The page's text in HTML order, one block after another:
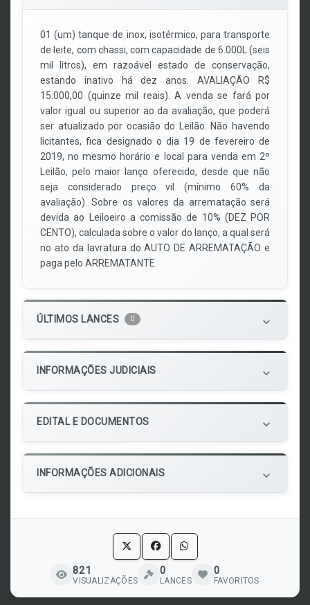
01 (um) tanque de inox, isotérmico, para transporte
de leite, com chassi, com capacidade de 6.000L (seis
mil litros), em razoável estado de conservação,
estando inativo há dez anos. AVALIAÇÃO R$
15.000,00 (quinze mil reais). A venda se fará por
valor igual ou superior ao da avaliação, que poderá
ser atualizado por ocasião do Leilão. Não havendo
licitantes, fica designado o dia 19 de fevereiro de
2019, no mesmo horário e local para venda em 2º
Leilão, pelo maior lanço oferecido, desde que não
seja considerado preço vil (mínimo 60% da
avaliação). Sobre os valores da arrematação será
devida ao Leiloeiro a comissão de 10% (DEZ POR
CENTO), calculada sobre o valor do lanço, a qual será
no ato da lavratura do AUTO DE ARREMATAÇÃO e
paga pelo ARREMATANTE.
ÚLTIMOS LANCES 0 keyboard_arrow_down
INFORMAÇÕES JUDICIAIS keyboard_arrow_down
EDITAL E DOCUMENTOS keyboard_arrow_down
INFORMAÇÕES ADICIONAIS keyboard_arrow_down
821
VISUALIZAÇÕES
0
LANCES
0
FAVORITOS